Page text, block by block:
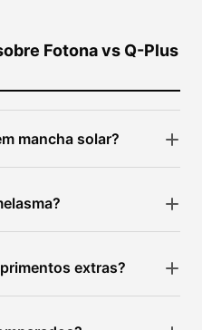
Fotona vs Q-Plus
mancha solar?
extras?